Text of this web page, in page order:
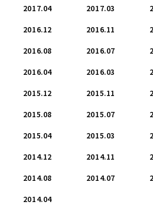
2017.04 2017.03
2016.12 2016.11
2016.08 2016.07
2016.04 2016.03
2015.12 2015.11
2015.08 2015.07
2015.04 2015.03
2014.12 2014.11
2014.08 2014.07
2014.04